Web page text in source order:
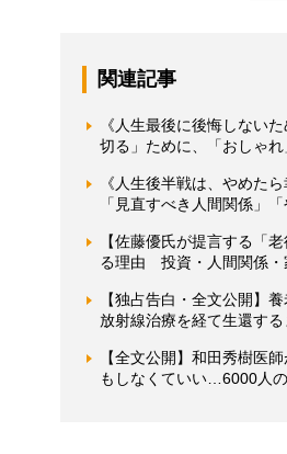
関連記事
《人生最後に後悔しない
切る」ために、「おしゃ
《人生後半戦は、やめた
「見直すべき人間関係」
【佐藤優氏が提言する「
る理由 投資・人間関係・
【独占告白・全文公開】
放射線治療を経て生還す
【全文公開】和田秀樹医
もしなくていい…6000人